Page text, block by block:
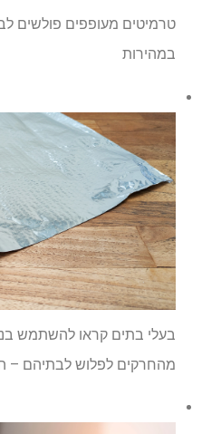
טרמיטים מעופפים פולשים
במהירות
בעלי בתים קראו להשתמש
מהחרקים לפלוש לבתיהם –